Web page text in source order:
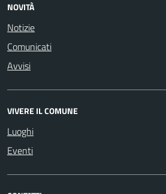
NOVITÀ
Notizie
Comunicati
Avvisi
VIVERE IL COMUNE
Luoghi
Eventi